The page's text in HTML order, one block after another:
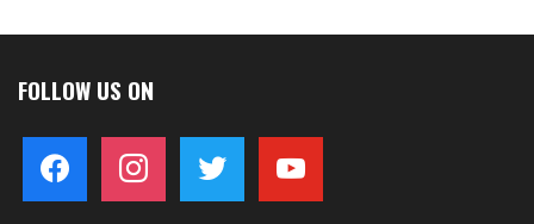
FOLLOW US ON
facebook instagram twitter youtube